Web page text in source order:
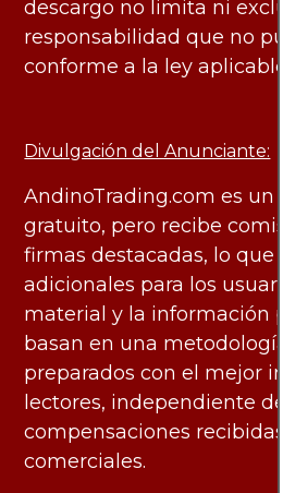
descargo no limita ni
responsabilidad que no
conforme a la ley aplicable.
Divulgación del Anunciante:
AndinoTrading.com es un
gratuito, pero recibe
firmas destacadas, lo que
adicionales para los
material y la información
basan en una
preparados con el mejor
lectores, independiente de
compensaciones recibidas
comerciales.